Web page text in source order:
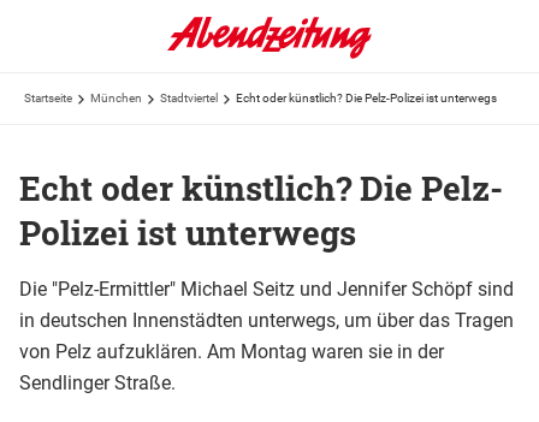
Startseite München Stadtviertel Echt oder künstlich? Die Pelz-Polizei ist unterwegs
Echt oder künstlich? Die Pelz-
Polizei ist unterwegs
Die "Pelz-Ermittler" Michael Seitz und Jennifer Schöpf sind
in deutschen Innenstädten unterwegs, um über das Tragen
von Pelz aufzuklären. Am Montag waren sie in der
Sendlinger Straße.